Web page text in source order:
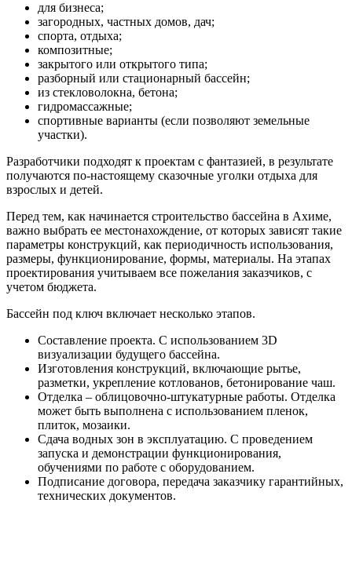
для бизнеса;
загородных, частных домов, дач;
спорта, отдыха;
композитные;
закрытого или открытого типа;
разборный или стационарный бассейн;
из стекловолокна, бетона;
гидромассажные;
спортивные варианты (если позволяют земельные
участки).
Разработчики подходят к проектам с фантазией, в результате
получаются по-настоящему сказочные уголки отдыха для
взрослых и детей.
Перед тем, как начинается строительство бассейна в Ахиме,
важно выбрать ее местонахождение, от которых зависят такие
параметры конструкций, как периодичность использования,
размеры, функционирование, формы, материалы. На этапах
проектирования учитываем все пожелания заказчиков, с
учетом бюджета.
Бассейн под ключ включает несколько этапов.
Составление проекта. С использованием 3D
визуализации будущего бассейна.
Изготовления конструкций, включающие рытье,
разметки, укрепление котлованов, бетонирование чаш.
Отделка – облицовочно-штукатурные работы. Отделка
может быть выполнена с использованием пленок,
плиток, мозаики.
Сдача водных зон в эксплуатацию. С проведением
запуска и демонстрации функционирования,
обучениями по работе с оборудованием.
Подписание договора, передача заказчику гарантийных,
технических документов.